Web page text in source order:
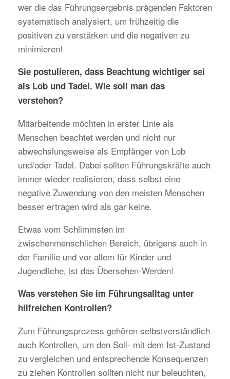
wer die das Führungsergebnis prägenden Faktoren
systematisch analysiert, um frühzeitig die
positiven zu verstärken und die negativen zu
minimieren!
Sie postulieren, dass Beachtung wichtiger sei
als Lob und Tadel. Wie soll man das
verstehen?
Mitarbeitende möchten in erster Linie als
Menschen beachtet werden und nicht nur
abwechslungsweise als Empfänger von Lob
und/oder Tadel. Dabei sollten Führungskräfte auch
immer wieder realisieren, dass selbst eine
negative Zuwendung von den meisten Menschen
besser ertragen wird als gar keine.
Etwas vom Schlimmsten im
zwischenmenschlichen Bereich, übrigens auch in
der Familie und vor allem für Kinder und
Jugendliche, ist das Übersehen-Werden!
Was verstehen Sie im Führungsalltag unter
hilfreichen Kontrollen?
Zum Führungsprozess gehören selbstverständlich
auch Kontrollen, um den Soll- mit dem Ist-Zustand
zu vergleichen und entsprechende Konsequenzen
zu ziehen Kontrollen sollten nicht nur beleuchten,